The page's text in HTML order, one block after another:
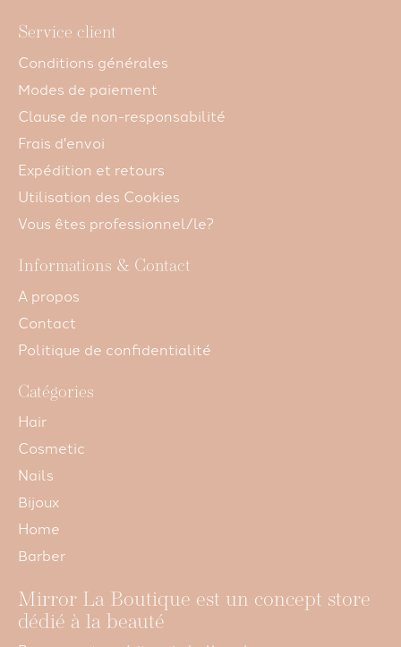
Service client
Conditions générales
Modes de paiement
Clause de non-responsabilité
Frais d'envoi
Expédition et retours
Utilisation des Cookies
Vous êtes professionnel/le?
Informations & Contact
A propos
Contact
Politique de confidentialité
Catégories
Hair
Cosmetic
Nails
Bijoux
Home
Barber
Mirror La Boutique est un concept store
dédié à la beauté